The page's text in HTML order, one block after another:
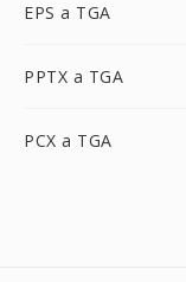
EPS a TGA
PPTX a TGA
PCX a TGA